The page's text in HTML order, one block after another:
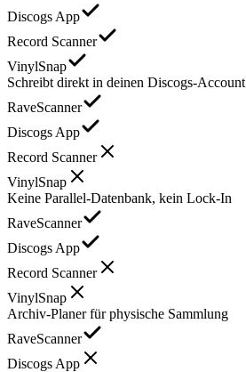
Discogs App
Record Scanner
VinylSnap
Schreibt direkt in deinen Discogs-Account
RaveScanner
Discogs App
Record Scanner
VinylSnap
Keine Parallel-Datenbank, kein Lock-In
RaveScanner
Discogs App
Record Scanner
VinylSnap
Archiv-Planer für physische Sammlung
RaveScanner
Discogs App